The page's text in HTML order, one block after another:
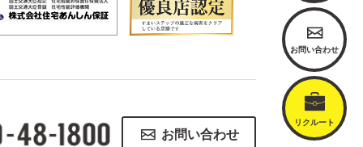
お問い合わせ
お問い合わせ
リクルート